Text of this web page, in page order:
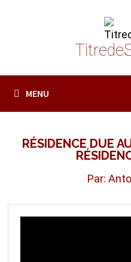
MENU
RÉSIDENCE DUE
Par: